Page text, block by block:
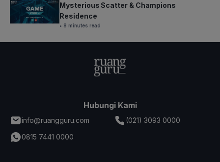
Mysterious Scatter & Champions
Residence
• 8 minutes read
Hubungi Kami
info@ruangguru.com
(021) 3093 0000
0815 7441 0000